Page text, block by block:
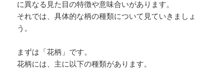
に異なる見た目の特徴や意味合いがあります。
それでは、具体的な柄の種類について見ていきましょ
う。
まずは「花柄」です。
花柄には、主に以下の種類があります。